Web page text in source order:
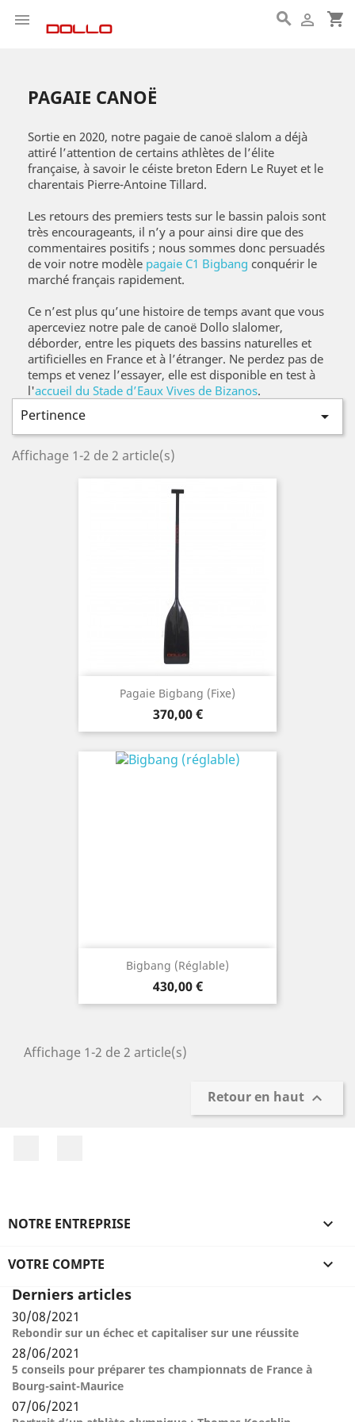
 shopping_cart


PAGAIE CANOË
Sortie en 2020, notre pagaie de canoë slalom a déjà
attiré l’attention de certains athlètes de l’élite
française, à savoir le céiste breton Edern Le Ruyet et le
charentais Pierre-Antoine Tillard.
Les retours des premiers tests sur le bassin palois sont
très encourageants, il n’y a pour ainsi dire que des
commentaires positifs ; nous sommes donc persuadés
de voir notre modèle pagaie C1 Bigbang conquérir le
marché français rapidement.
Ce n’est plus qu’une histoire de temps avant que vous
aperceviez notre pale de canoë Dollo slalomer,
déborder, entre les piquets des bassins naturelles et
artificielles en France et à l’étranger. Ne perdez pas de
temps et venez l’essayer, elle est disponible en test à
l'accueil du Stade d’Eaux Vives de Bizanos.
Pertinence 
Affichage 1-2 de 2 article(s)
Pagaie Bigbang (fixe)
Prix
370,00 €
Bigbang (réglable)
Prix
430,00 €
Affichage 1-2 de 2 article(s)
Retour en haut 
NOTRE ENTREPRISE 
VOTRE COMPTE

Derniers articles
30/08/2021
Rebondir sur un échec et capitaliser sur une réussite
28/06/2021
5 conseils pour préparer tes championnats de France à
Bourg-saint-Maurice
07/06/2021